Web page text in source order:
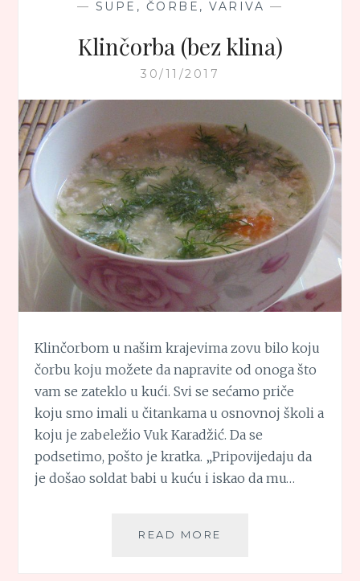
— SUPE, ČORBE, VARIVA —
Klinčorba (bez klina)
30/11/2017
Klinčorbom u našim krajevima zovu bilo koju
čorbu koju možete da napravite od onoga što
vam se zateklo u kući. Svi se sećamo priče
koju smo imali u čitankama u osnovnoj školi a
koju je zabeležio Vuk Karadžić. Da se
podsetimo, pošto je kratka. „Pripovijedaju da
je došao soldat babi u kuću i iskao da mu…
READ MORE